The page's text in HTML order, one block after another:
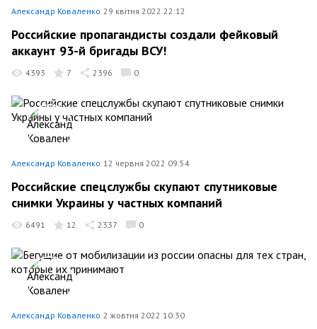
Александр Коваленко 29 квітня 2022 22:12
Российские пропагандисты создали фейковый
аккаунт 93-й бригады ВСУ!
4393 7 2396 0
Александр Коваленко 12 червня 2022 09:54
Российские спецслужбы скупают спутниковые
снимки Украины у частных компаний
6491 12 2337 0
Александр Коваленко 2 жовтня 2022 10:30